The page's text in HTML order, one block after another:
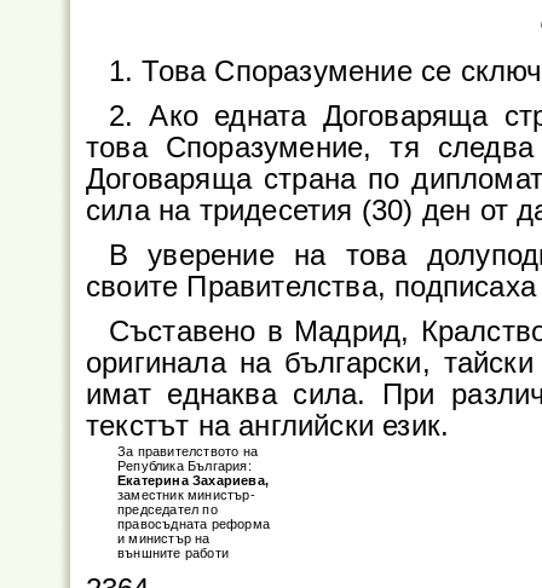
1. Това Споразумение се
2. Ако едната Договаряща
това Споразумение, тя
Договаряща страна по
сила на тридесетия (30) ден от
В уверение на това
своите Правителства,
Съставено в Мадрид,
оригинала на български,
имат еднаква сила. При
текстът на английски език.
За правителството на
Република България:
Екатерина Захариева,
заместник министър-
председател по
правосъдната реформа
и министър на
външните работи